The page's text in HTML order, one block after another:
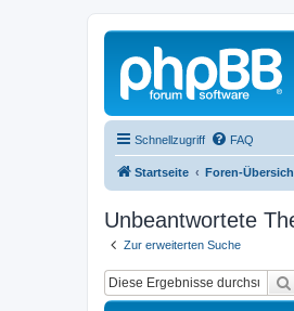
Schnellzugriff FAQ
Startseite Foren-
Unbeantwortete
Zur erweiterten Suche